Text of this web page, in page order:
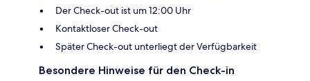
Der Check-out ist um 12:00 Uhr
Kontaktloser Check-out
Später Check-out unterliegt der Verfügbarkeit
Besondere Hinweise für den Check-in